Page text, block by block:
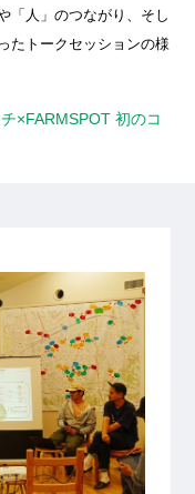
「人」のつながり、そし
たトークセッションの様
×FARMSPOT 初のコ